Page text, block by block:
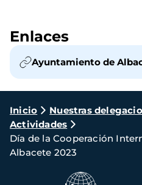
Enlaces
Ayuntamiento de
Ruta
de
navegación
Inicio Nuestras
Actividades
Día de la Cooperación
Albacete 2023